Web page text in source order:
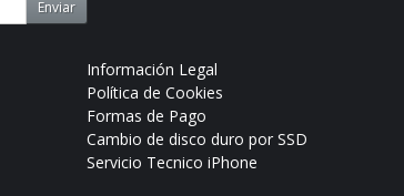
Enviar
Información Legal
Política de Cookies
Formas de Pago
Cambio de disco duro por SSD
Servicio Tecnico iPhone